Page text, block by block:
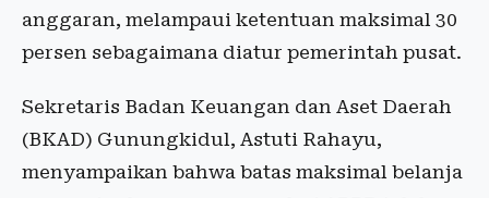
anggaran, melampaui ketentuan maksimal 30
persen sebagaimana diatur pemerintah pusat.
Sekretaris Badan Keuangan dan Aset Daerah
(BKAD) Gunungkidul, Astuti Rahayu,
menyampaikan bahwa batas maksimal belanja